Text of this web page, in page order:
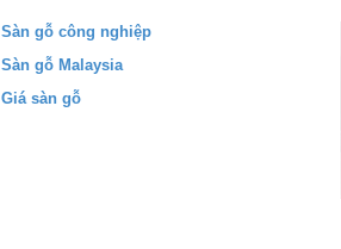
Sàn gỗ công nghiệp
Sàn gỗ Malaysia
Giá sàn gỗ